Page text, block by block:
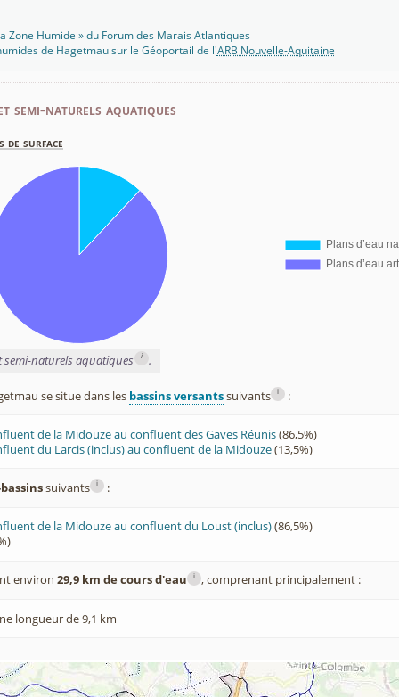
Zone Humide » du Forum des Marais Atlantiques
de Hagetmau sur le Géoportail de l'ARB Nouvelle-Aquitaine
semi-naturels aquatiques
de surface
semi-naturels aquatiques i .
se situe dans les bassins versantssuivants i :
de la Midouze au confluent des Gaves Réunis(86,5%)
du Larcis (inclus) au confluent de la Midouze(13,5%)
suivants i :
de la Midouze au confluent du Loust (inclus)(86,5%)
environ 29,9 km de cours d'eau i , comprenant principalement :
longueur de 9,1 km